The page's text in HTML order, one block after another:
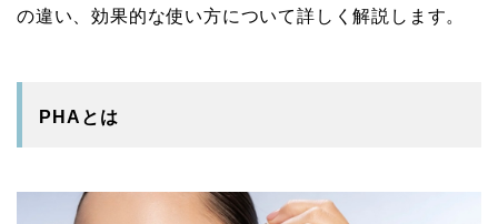
の違い、効果的な使い方について詳しく解説します。
PHAとは